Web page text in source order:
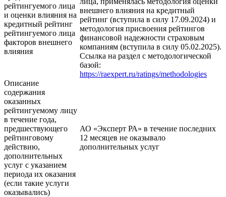
рейтингуемого лица
и оценки влияния на
кредитный рейтинг
рейтингуемого лица
факторов внешнего
влияния
внешнего влияния на кредитный
рейтинг (вступила в силу 17.09.2024) и
методология присвоения рейтингов
финансовой надежности страховым
компаниям (вступила в силу 05.02.2025).
Ссылка на раздел с методологической
базой:
https://raexpert.ru/ratings/methodologies
Описание
содержания
оказанных
рейтингуемому лицу
в течение года,
предшествующего
рейтинговому
действию,
дополнительных
услуг с указанием
периода их оказания
(если такие услуги
оказывались)
АО «Эксперт РА» в течение последних
12 месяцев не оказывало
дополнительных услуг